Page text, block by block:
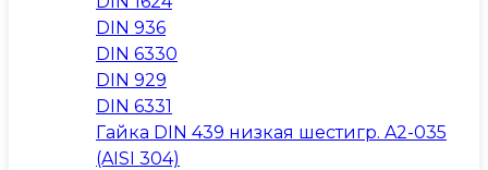
DIN 936
DIN 6330
DIN 929
DIN 6331
Гайка DIN 439 низкая шестигр. A2-035
(AISI 304)